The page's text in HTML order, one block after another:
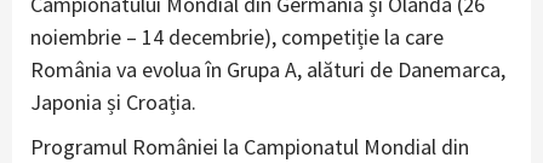
noiembrie – 14 decembrie), competiție la care
România va evolua în Grupa A, alături de Danemarca,
Japonia și Croația.
Programul României la Campionatul Mondial din